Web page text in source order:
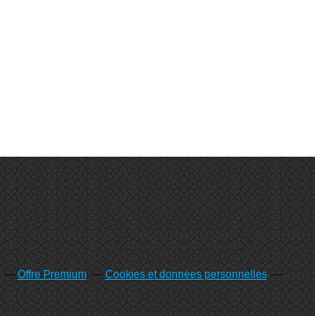
Offre Premium
Cookies et données personnelles